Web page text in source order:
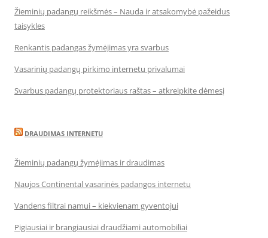
Žieminių padangų reikšmės – Nauda ir atsakomybė pažeidus
taisykles
Renkantis padangas žymėjimas yra svarbus
Vasarinių padangų pirkimo internetu privalumai
Svarbus padangų protektoriaus raštas – atkreipkite dėmesį
DRAUDIMAS INTERNETU
Žieminių padangų žymėjimas ir draudimas
Naujos Continental vasarinės padangos internetu
Vandens filtrai namui – kiekvienam gyventojui
Pigiausiai ir brangiausiai draudžiami automobiliai